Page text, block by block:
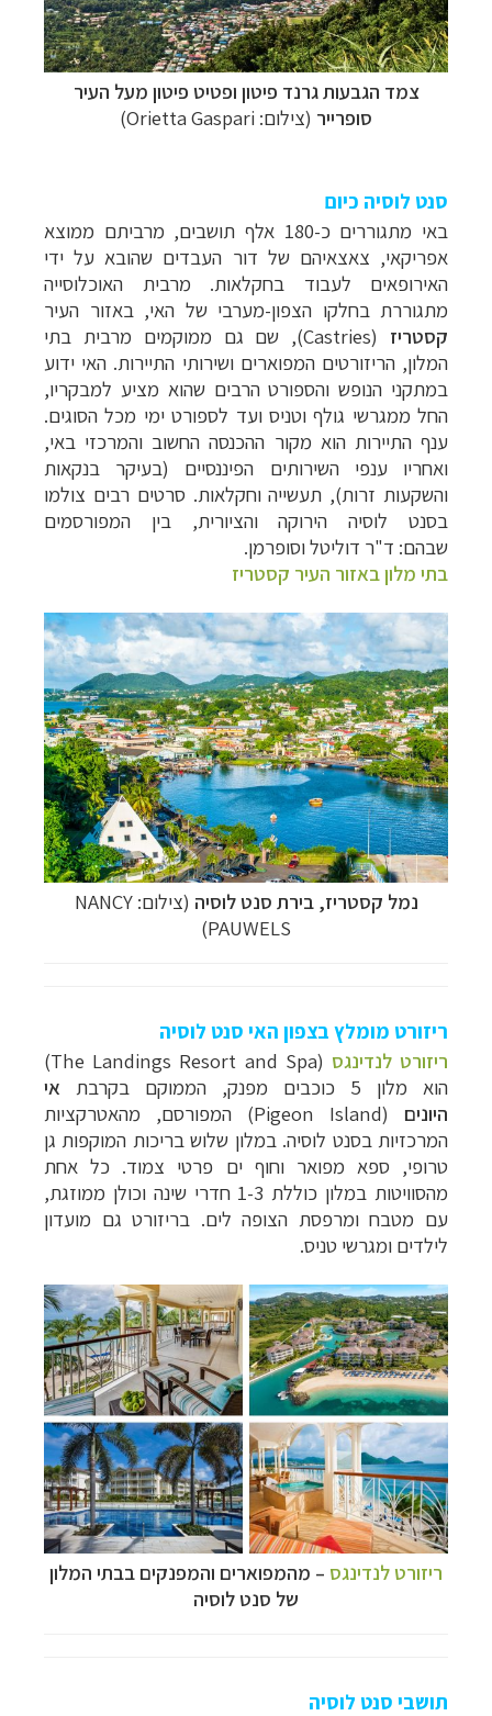
צמד הגבעות גרנד פיטון ופטיט פיטון מעל העיר
סופרייר (צילום: Orietta Gaspari)
סנט לוסיה כיום
באי מתגוררים כ-180 אלף תושבים, מרביתם ממוצא
אפריקאי, צאצאיהם של דור העבדים שהובא על ידי
האירופאים לעבוד בחקלאות. מרבית האוכלוסייה
מתגוררת בחלקו הצפון-מערבי של האי, באזור העיר
קסטריז (Castries),
שם גם ממוקמים מרבית בתי
המלון, הריזורטים המפוארים ושירותי התיירות. האי ידוע
במתקני הנופש והספורט הרבים שהוא מציע למבקריו,
החל ממגרשי גולף וטניס ועד לספורט ימי מכל הסוגים.
ענף התיירות הוא מקור ההכנסה החשוב והמרכזי באי,
ואחריו ענפי השירותים הפיננסיים (בעיקר בנקאות
והשקעות זרות), תעשייה וחקלאות. סרטים רבים צולמו
בסנט לוסיה הירוקה והציורית, בין המפורסמים
שבהם: ד"ר דוליטל וסופרמן.
בתי מלון באזור העיר קסטריז
נמל קסטריז, בירת סנט לוסיה (צילום:NANCY
PAUWELS
)
ריזורט מומלץ בצפון האי סנט לוסיה
ריזורט לנדינגס
(The Landings Resort and Spa)
הוא מלון 5 כוכבים מפנק, הממוקם בקרבת
אי
היונים
(Pigeon Island) המפורסם, מהאטרקציות
המרכזיות בסנט לוסיה. במלון שלוש בריכות המוקפות גן
טרופי, ספא מפואר וחוף ים פרטי צמוד. כל אחת
מהסוויטות במלון כוללת 1-3 חדרי שינה וכולן ממוזגת,
עם מטבח ומרפסת הצופה לים. בריזורט גם מועדון
לילדים ומגרשי טניס.
ריזורט לנדינגס – מהמפוארים והמפנקים בבתי המלון
של סנט לוסיה
תושבי סנט לוסיה